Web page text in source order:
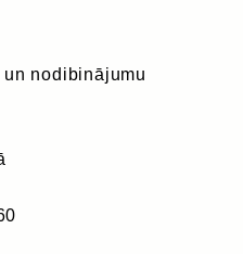
nodibinājumu